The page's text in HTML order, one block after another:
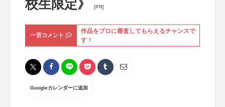
校生限定》
[PR]
一言コメント
作品をプロに審査してもらえるチャンスで
す！
Googleカレンダーに追加